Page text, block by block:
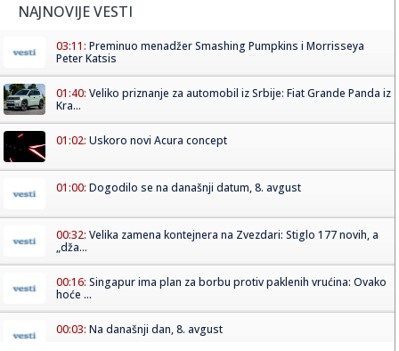
NAJNOVIJE VESTI
03:11: Preminuo menadžer Smashing Pumpkins i Morrisseya
Peter Katsis
01:40: Veliko priznanje za automobil iz Srbije: Fiat Grande Panda iz
Kra...
01:02: Uskoro novi Acura concept
01:00: Dogodilo se na današnji datum, 8. avgust
00:32: Velika zamena kontejnera na Zvezdari: Stiglo 177 novih, a
„dža...
00:16: Singapur ima plan za borbu protiv paklenih vrućina: Ovako
hoće ...
00:03: Na današnji dan, 8. avgust